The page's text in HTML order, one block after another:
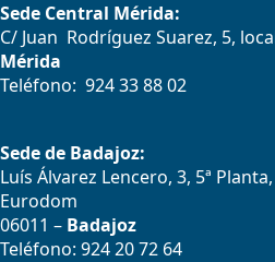
Sede Central Mérida:
C/ Juan Rodríguez Suarez, 5,
Mérida
Teléfono: 924 33 88 02
Sede de Badajoz:
Luís Álvarez Lencero, 3, 5ª
Eurodom
06011 – Badajoz
Teléfono: 924 20 72 64